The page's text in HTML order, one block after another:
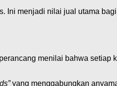
Ini menjadi nilai jual utama
menilai bahwa setiap
yang menggabungkan